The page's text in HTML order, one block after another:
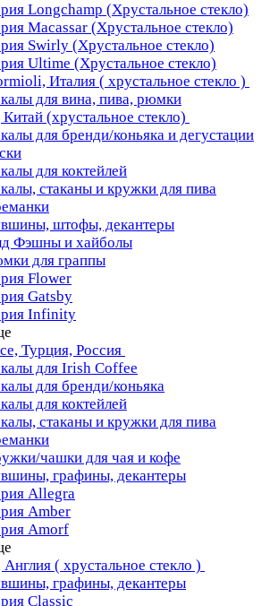
Longchamp (Хрустальное стекло)
Macassar (Хрустальное стекло)
Swirly (Хрустальное стекло)
Ultime (Хрустальное стекло)
Италия ( хрустальное стекло )
для вина, пива, рюмки
(хрустальное стекло)
для бренди/коньяка и дегустации
для коктейлей
стаканы и кружки для пива
штофы, декантеры
Фэшны и хайболы
для граппы
Flower
Gatsby
Infinity
Турция, Россия
для Irish Coffee
для бренди/коньяка
для коктейлей
стаканы и кружки для пива
чашки для чая и кофе
графины, декантеры
Allegra
Amber
Amorf
( хрустальное стекло )
графины, декантеры
Classic